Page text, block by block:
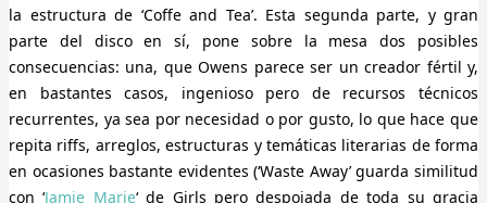
la estructura de ‘Coffe and Tea’. Esta segunda parte, y gran
parte del disco en sí, pone sobre la mesa dos posibles
consecuencias: una, que Owens parece ser un creador fértil y,
en bastantes casos, ingenioso pero de recursos técnicos
recurrentes, ya sea por necesidad o por gusto, lo que hace que
repita riffs, arreglos, estructuras y temáticas literarias de forma
en ocasiones bastante evidentes (‘Waste Away’ guarda similitud
con ‘Jamie Marie‘ de Girls pero despojada de toda su gracia